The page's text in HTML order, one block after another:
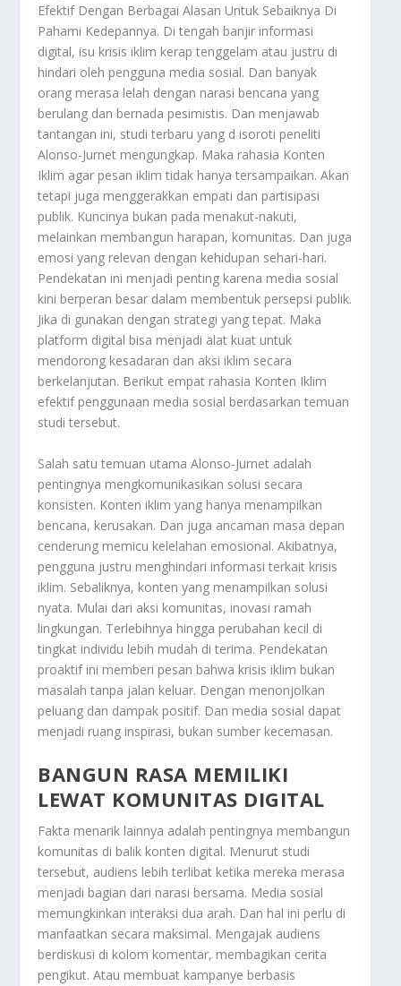
Efektif Dengan Berbagai Alasan Untuk Sebaiknya Di
Pahami Kedepannya. Di tengah banjir informasi
digital, isu krisis iklim kerap tenggelam atau justru di
hindari oleh pengguna media sosial. Dan banyak
orang merasa lelah dengan narasi bencana yang
berulang dan bernada pesimistis. Dan menjawab
tantangan ini, studi terbaru yang d isoroti peneliti
Alonso-Jurnet mengungkap. Maka rahasia Konten
Iklim agar pesan iklim tidak hanya tersampaikan. Akan
tetapi juga menggerakkan empati dan partisipasi
publik. Kuncinya bukan pada menakut-nakuti,
melainkan membangun harapan, komunitas. Dan juga
emosi yang relevan dengan kehidupan sehari-hari.
Pendekatan ini menjadi penting karena media sosial
kini berperan besar dalam membentuk persepsi publik.
Jika di gunakan dengan strategi yang tepat. Maka
platform digital bisa menjadi alat kuat untuk
mendorong kesadaran dan aksi iklim secara
berkelanjutan. Berikut empat rahasia Konten Iklim
efektif penggunaan media sosial berdasarkan temuan
studi tersebut.
Salah satu temuan utama Alonso-Jurnet adalah
pentingnya mengkomunikasikan solusi secara
konsisten. Konten iklim yang hanya menampilkan
bencana, kerusakan. Dan juga ancaman masa depan
cenderung memicu kelelahan emosional. Akibatnya,
pengguna justru menghindari informasi terkait krisis
iklim. Sebaliknya, konten yang menampilkan solusi
nyata. Mulai dari aksi komunitas, inovasi ramah
lingkungan. Terlebihnya hingga perubahan kecil di
tingkat individu lebih mudah di terima. Pendekatan
proaktif ini memberi pesan bahwa krisis iklim bukan
masalah tanpa jalan keluar. Dengan menonjolkan
peluang dan dampak positif. Dan media sosial dapat
menjadi ruang inspirasi, bukan sumber kecemasan.
BANGUN RASA MEMILIKI
LEWAT KOMUNITAS DIGITAL
Fakta menarik lainnya adalah pentingnya membangun
komunitas di balik konten digital. Menurut studi
tersebut, audiens lebih terlibat ketika mereka merasa
menjadi bagian dari narasi bersama. Media sosial
memungkinkan interaksi dua arah. Dan hal ini perlu di
manfaatkan secara maksimal. Mengajak audiens
berdiskusi di kolom komentar, membagikan cerita
pengikut. Atau membuat kampanye berbasis